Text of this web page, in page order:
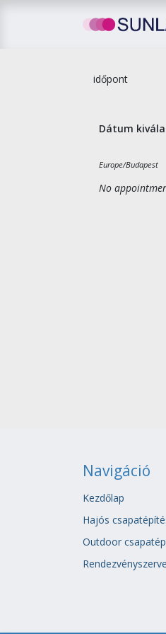
időpont
Dátum
Europe/Budapest
No
Navigáció
Kezdőlap
Hajós
Outdoor